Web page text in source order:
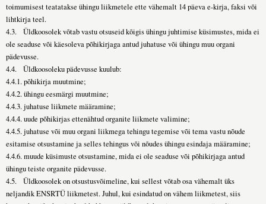
toimumisest teatatakse ühingu liikmetele ette vähemalt 14 päeva e-kirja, faksi või
lihtkirja teel.
4.3. Üldkoosolek võtab vastu otsuseid kõigis ühingu juhtimise küsimustes, mida ei
ole seaduse või käesoleva põhikirjaga antud juhatuse või ühingu muu organi
pädevusse.
4.4. Üldkoosoleku pädevusse kuulub:
4.4.1. põhikirja muutmine;
4.4.2. ühingu eesmärgi muutmine;
4.4.3. juhatuse liikmete määramine;
4.4.4. uude põhikirjas ettenähtud organite liikmete valimine;
4.4.5. juhatuse või muu organi liikmega tehingu tegemise või tema vastu nõude
esitamise otsustamine ja selles tehingus või nõudes ühingu esindaja määramine;
4.4.6. muude küsimuste otsustamine, mida ei ole seaduse või põhikirjaga antud
ühingu teiste organite pädevusse.
4.5. Üldkoosolek on otsustusvõimeline, kui sellest võtab osa vähemalt üks
neljandik ENSRTÜ liikmetest. Juhul, kui esindatud on vähem liikmetest, siis